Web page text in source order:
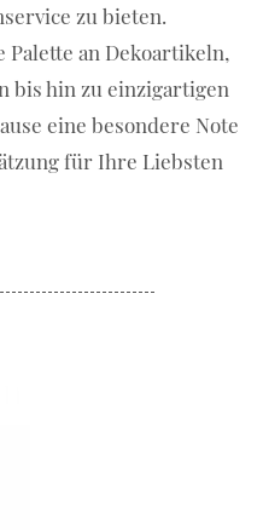
zu bieten.
Palette an Dekoartikeln,
bis hin zu einzigartigen
eine besondere Note
für Ihre Liebsten